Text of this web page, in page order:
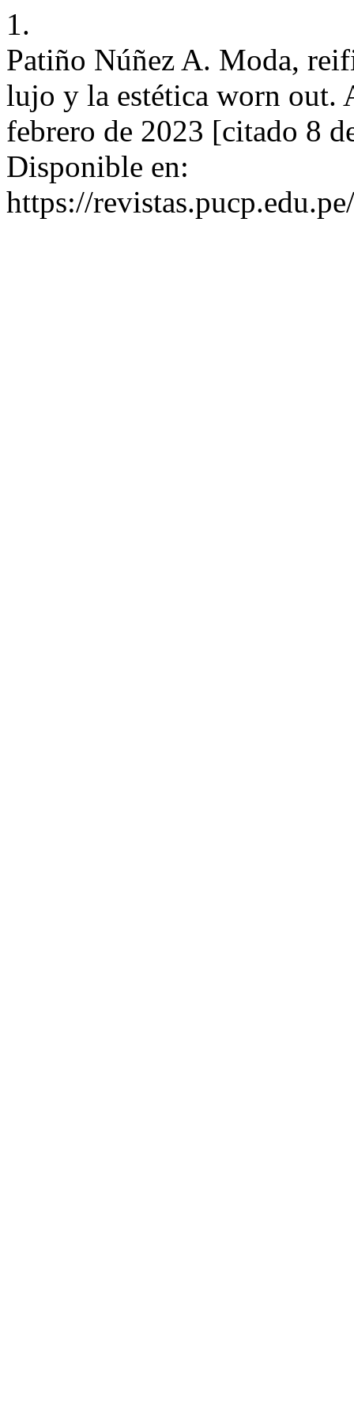
1.
Patiño Núñez A. Moda,
lujo y la estética worn out.
febrero de 2023 [citado 8
Disponible en:
https://